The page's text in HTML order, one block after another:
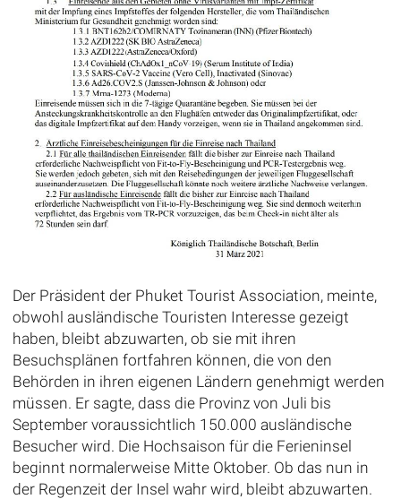
Der Präsident der Phuket Tourist Association, meinte,
obwohl ausländische Touristen Interesse gezeigt
haben, bleibt abzuwarten, ob sie mit ihren
Besuchsplänen fortfahren können, die von den
Behörden in ihren eigenen Ländern genehmigt werden
müssen. Er sagte, dass die Provinz von Juli bis
September voraussichtlich 150.000 ausländische
Besucher wird. Die Hochsaison für die Ferieninsel
beginnt normalerweise Mitte Oktober. Ob das nun in
der Regenzeit der Insel wahr wird, bleibt abzuwarten.